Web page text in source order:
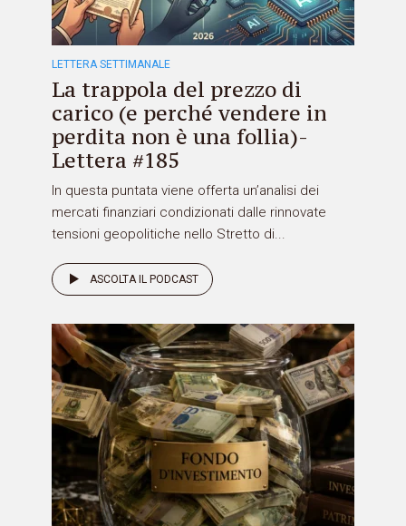
LETTERA SETTIMANALE
La trappola del prezzo di
carico (e perché vendere in
perdita non è una follia)-
Lettera #185
In questa puntata viene offerta un’analisi dei
mercati finanziari condizionati dalle rinnovate
tensioni geopolitiche nello Stretto di...
ASCOLTA IL PODCAST